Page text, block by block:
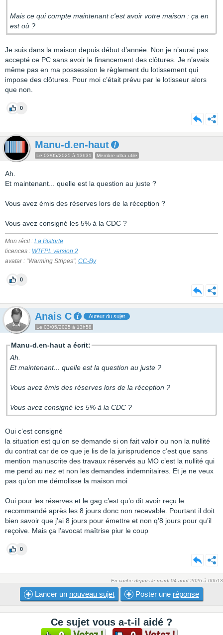
Mais ce qui compte maintenant c'est avoir votre maison : ça en
est où ?
Je suis dans la maison depuis début d’année. Non je n’aurai pas
accepté ce PC sans avoir le financement des clôtures. Je n’avais
même pas en ma possession le règlement du lotissement qui
impose des clôtures. Pour moi c’était prévu par le lotisseur alors
que non.
0
Manu-d.en-haut
Le 03/05/2025 à 13h31 Membre ultra utile
Ah.
Et maintenant... quelle est la question au juste ?
Vous avez émis des réserves lors de la réception ?
Vous avez consigné les 5% à la CDC ?
Mon récit : La Bistorte
licences : WTFPL version 2
avatar : "Warming Stripes", CC-By
0
Anais C Auteur du sujet
Le 03/05/2025 à 13h58
Manu-d.en-haut a écrit:
Ah.
Et maintenant... quelle est la question au juste ?
Vous avez émis des réserves lors de la réception ?
Vous avez consigné les 5% à la CDC ?
Oui c’est consigné
la situation est qu’on se demande si on fait valoir ou non la nullité
du contrat car de ce que je lis de la jurisprudence c’est que sans
mention manuscrite des travaux réservés au MO c’est la nullité qui
me pend au nez et non les demandes indemnitaires. Et je ne veux
pas qu’on me démolisse la maison moi
Oui pour les réserves et le gag c’est qu’o dit avoir reçu le
recommandé après les 8 jours donc non recevable. Pourtant il doit
bien savoir que j’ai 8 jours pour émettre et non q’8 jours pour qu’il
reçoive. Mais ça l’avocat maîtrise piur le coup
0
En cache depuis le mardi 04 aout 2026 à 00h13
Lancer un nouveau sujet Poster une réponse
Ce sujet vous a-t-il aidé ?